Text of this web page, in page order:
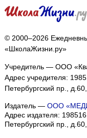
© 2000–2026
«ШколаЖизни.ру»
Учредитель — ООО
Адрес учредителя:
Петербургский пр.,
Издатель — ООО
Адрес издателя:
Петербургский пр.,